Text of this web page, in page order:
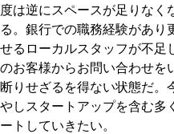
度は逆にスペースが足りなく
る。銀行での職務経験があり
せるローカルスタッフが不足
のお客様からお問い合わせを
断りせざるを得ない状態だ。
やしスタートアップを含む多
ートしていきたい。